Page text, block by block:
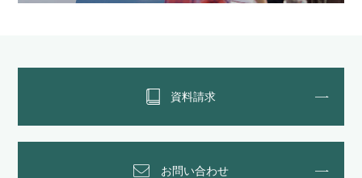
資料請求
お問い合わせ